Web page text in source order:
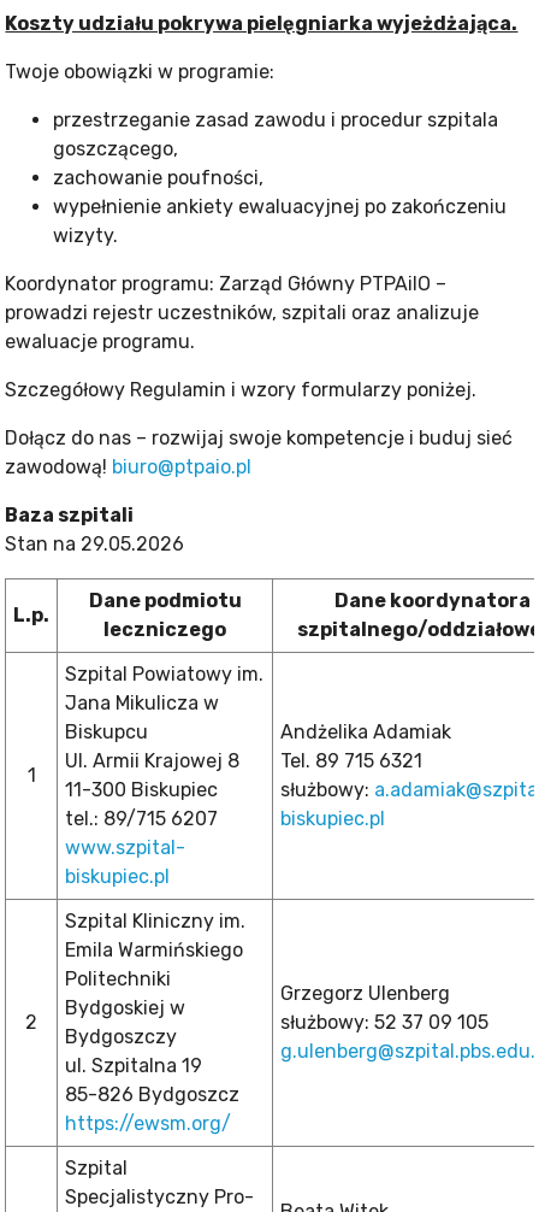
Koszty udziału pokrywa pielęgniarka wyjeżdżająca.
Twoje obowiązki w programie:
przestrzeganie zasad zawodu i procedur szpitala
goszczącego,
zachowanie poufności,
wypełnienie ankiety ewaluacyjnej po zakończeniu
wizyty.
Koordynator programu: Zarząd Główny PTPAiIO –
prowadzi rejestr uczestników, szpitali oraz analizuje
ewaluacje programu.
Szczegółowy Regulamin i wzory formularzy poniżej.
Dołącz do nas – rozwijaj swoje kompetencje i buduj sieć
zawodową! biuro@ptpaio.pl
Baza szpitali
Stan na 29.05.2026
L.p.
Dane podmiotu
leczniczego
Dane koordynatora
szpitalnego/
1
Szpital Powiatowy im.
Jana Mikulicza w
Biskupcu
Ul. Armii Krajowej 8
11-300 Biskupiec
tel.: 89/715 6207
www.szpital-
biskupiec.pl
Andżelika Adamiak
Tel. 89 715 6321
służbowy:
biskupiec.pl
2
Szpital Kliniczny im.
Emila Warmińskiego
Politechniki
Bydgoskiej w
Bydgoszczy
ul. Szpitalna 19
85-826 Bydgoszcz
https://ewsm.org/
Grzegorz Ulenberg
służbowy: 52 37 09 105
Szpital
Specjalistyczny Pro-